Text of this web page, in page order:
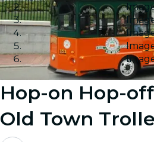
Hop-on Hop-
Old Town